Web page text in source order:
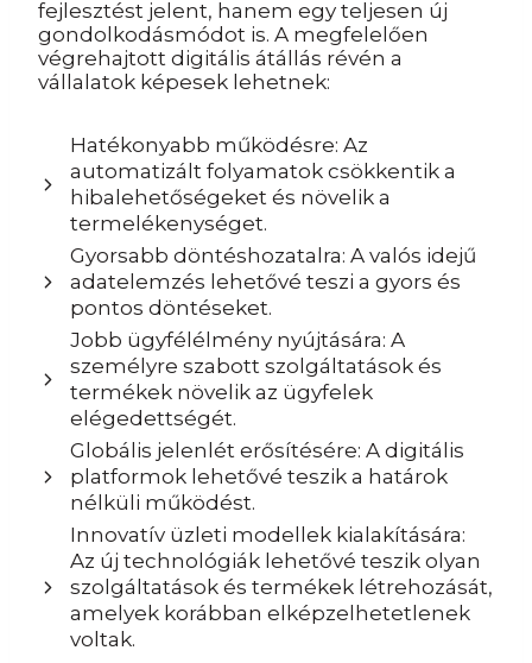
fejlesztést jelent, hanem egy teljesen új
gondolkodásmódot is. A megfelelően
végrehajtott digitális átállás révén a
vállalatok képesek lehetnek:
Hatékonyabb működésre: Az
automatizált folyamatok csökkentik a
hibalehetőségeket és növelik a
termelékenységet.
Gyorsabb döntéshozatalra: A valós idejű
adatelemzés lehetővé teszi a gyors és
pontos döntéseket.
Jobb ügyfélélmény nyújtására: A
személyre szabott szolgáltatások és
termékek növelik az ügyfelek
elégedettségét.
Globális jelenlét erősítésére: A digitális
platformok lehetővé teszik a határok
nélküli működést.
Innovatív üzleti modellek kialakítására:
Az új technológiák lehetővé teszik olyan
szolgáltatások és termékek létrehozását,
amelyek korábban elképzelhetetlenek
voltak.